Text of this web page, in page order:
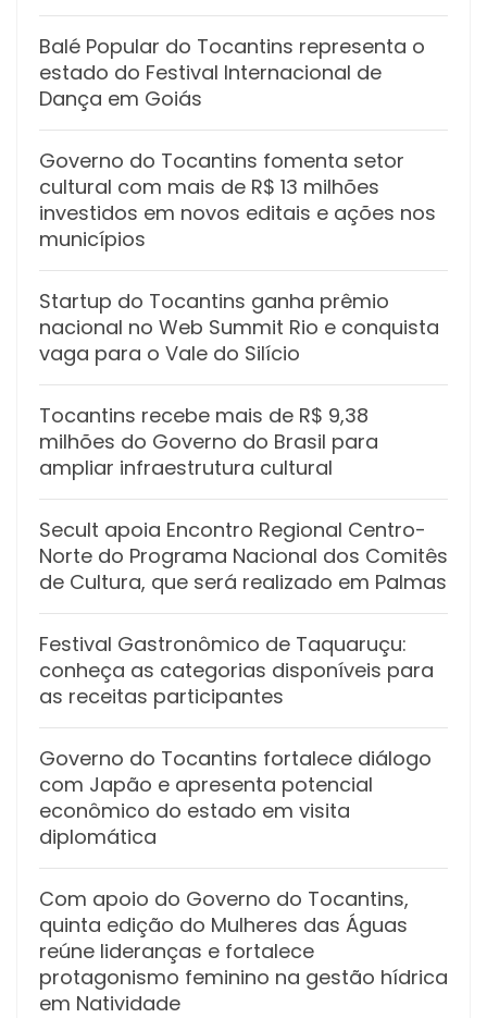
Balé Popular do Tocantins representa o
estado do Festival Internacional de
Dança em Goiás
Governo do Tocantins fomenta setor
cultural com mais de R$ 13 milhões
investidos em novos editais e ações nos
municípios
Startup do Tocantins ganha prêmio
nacional no Web Summit Rio e conquista
vaga para o Vale do Silício
Tocantins recebe mais de R$ 9,38
milhões do Governo do Brasil para
ampliar infraestrutura cultural
Secult apoia Encontro Regional Centro-
Norte do Programa Nacional dos Comitês
de Cultura, que será realizado em Palmas
Festival Gastronômico de Taquaruçu:
conheça as categorias disponíveis para
as receitas participantes
Governo do Tocantins fortalece diálogo
com Japão e apresenta potencial
econômico do estado em visita
diplomática
Com apoio do Governo do Tocantins,
quinta edição do Mulheres das Águas
reúne lideranças e fortalece
protagonismo feminino na gestão hídrica
em Natividade